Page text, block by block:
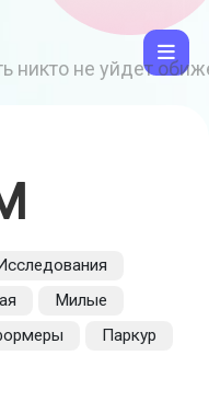
никто не уйдет
Милые
Паркур